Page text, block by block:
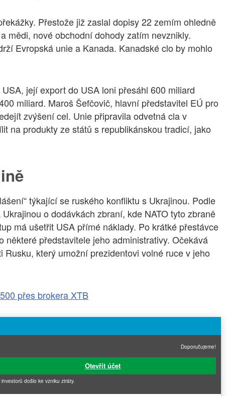
Přestože již zaslal dopisy 22 zemím ohledně
mědi, nové obchodní dohody zatím nevznikly.
Evropská unie a Kanada. Kanadské clo by mohlo
její export do USA loni přesáhl 600 miliard
miliard. Maroš Šefčovič, hlavní představitel EÚ pro
zvýšení cel. Unie připravila odvetná cla v
na produkty ze států s republikánskou tradicí, jako
týkající se ruského konfliktu s Ukrajinou. Podle
o dodávkách zbraní, kde NATO tyto zbraně
má ušetřit USA přímé náklady. Po krátké přestávce
představitele jeho administrativy. Očekává
který umožní prezidentovi volné ruce v jeho
přes brokera XTB
Doporučujeme!
Otevřít účet
došlo ke vzniku ztráty.